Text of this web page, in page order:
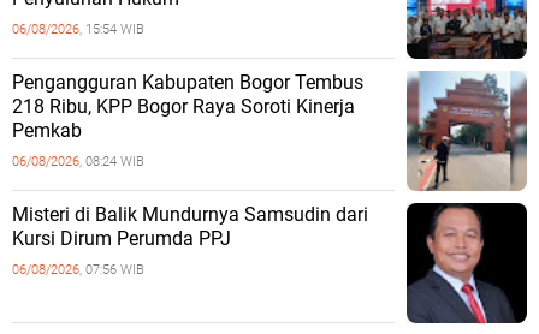
06/08/2026, 15:54 WIB
Pengangguran Kabupaten Bogor Tembus
218 Ribu, KPP Bogor Raya Soroti Kinerja
Pemkab
06/08/2026, 08:24 WIB
Misteri di Balik Mundurnya Samsudin dari
Kursi Dirum Perumda PPJ
06/08/2026, 07:56 WIB